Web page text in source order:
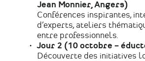
Jean Monnier, Angers)
Conférences inspirantes,
d’experts, ateliers
entre professionnels.
Jour 2 (10 octobre –
Découverte des initiatives